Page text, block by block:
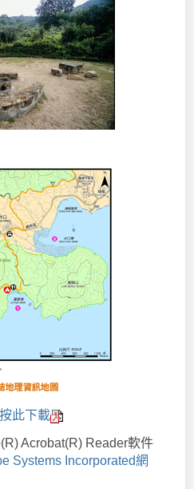
按此下載
Acrobat(R) Reader軟件
Systems Incorporated網